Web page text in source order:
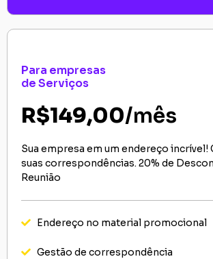
Para empresas
de Serviços
R$149,00/mês
Sua empresa em um endereço incrível!
suas correspondências. 20% de
Reunião
Endereço no material promocional
Gestão de correspondência